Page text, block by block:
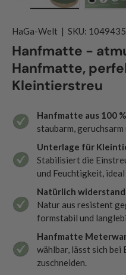
HaGa-Welt | SKU:
Hanfmatte -
Hanfmatte,
Kleintierstreu
Hanfmatte aus 100
staubarm,
Unterlage für
Stabilisiert die
und Feuchtigkeit,
Natürlich
Natur aus resistent
formstabil und
Hanfmatte
wählbar, lässt sich
zuschneiden.